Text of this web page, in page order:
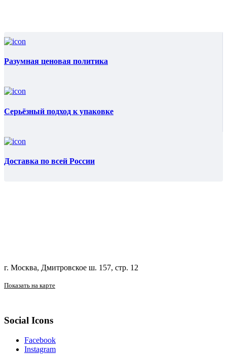
Разумная ценовая политика
Серьёзный подход к упаковке
Доставка по всей России
г. Москва, Дмитровское ш. 157, стр. 12
Показать на карте
Social Icons
Facebook
Instagram